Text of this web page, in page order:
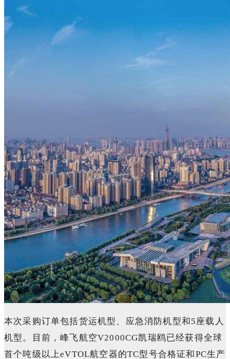
本次采购订单包括货运机型、应急消防机型和5座载人
机型。目前，峰飞航空V2000CG凯瑞鸥已经获得全球
首个吨级以上eVTOL航空器的TC型号合格证和PC生产